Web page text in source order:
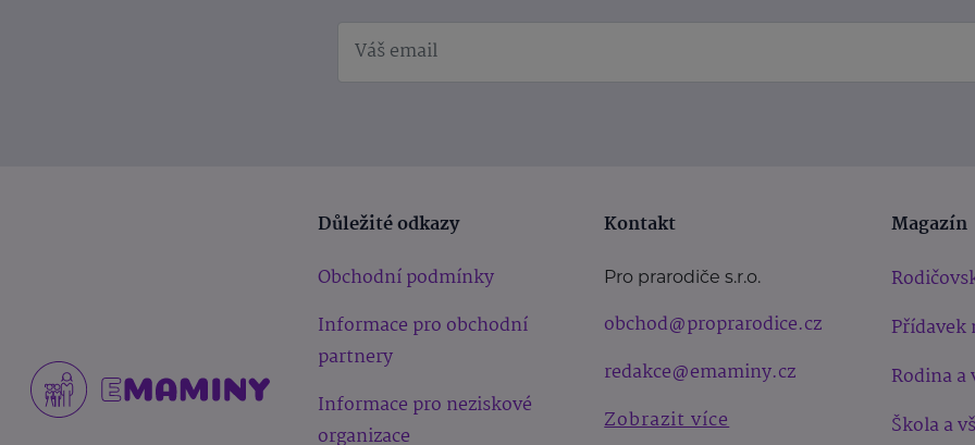
Důležité odkazy
Obchodní podmínky
Informace pro obchodní
partnery
Informace pro neziskové
organizace
Kontakt
Pro prarodiče s.r.o.
obchod@proprarodice.cz
redakce@emaminy.cz
Zobrazit více
Magazín
Přídavek
Rodina a
Škola a